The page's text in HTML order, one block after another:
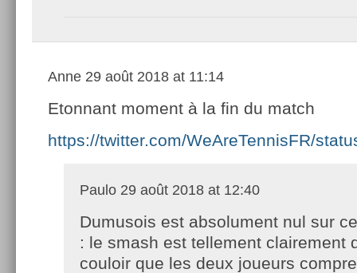
Anne 29 août 2018 at 11:14
Etonnant moment à la fin du match
https://twitter.com/WeAreTennisFR/
Paulo 29 août 2018 at 12:40
Dumusois est absolument nul sur
: le smash est tellement clairement
couloir que les deux joueurs